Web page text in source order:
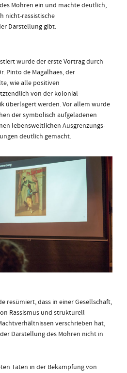
Mohren ein und machte deutlich,
nicht-rassistische
Darstellung gibt.
wurde der erste Vortrag durch
Pinto de Magalhaes, der
wie alle positiven
von der kolonial-
überlagert werden. Vor allem wurde
der symbolisch aufgeladenen
lebensweltlichen Ausgrenzungs-
deutlich gemacht.
resümiert, dass in einer Gesellschaft,
Rassismus und strukturell
verschrieben hat,
Darstellung des Mohren nicht in
Taten in der Bekämpfung von